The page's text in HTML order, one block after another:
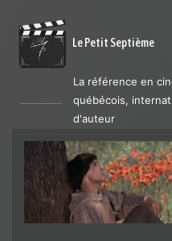
Le Petit Septième
La référence en
québécois,
d'auteur